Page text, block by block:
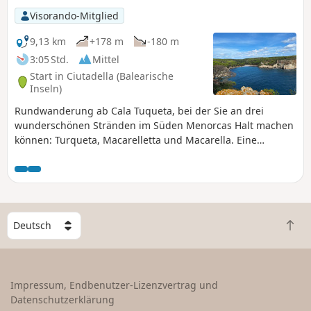
Visorando-Mitglied
9,13 km
+178 m
-180 m
3:05 Std.
Mittel
Start in Ciutadella (Balearische
Inseln)
Rundwanderung ab Cala Tuqueta, bei der Sie an drei
wunderschönen Stränden im Süden Menorcas Halt machen
können: Turqueta, Macarelletta und Macarella. Eine
außerhalb des Hauptweges etwas Aufmerksamkeit
erfordert.
W
ä
h
e
Z
u
Impressum, Endbenutzer-Lizenzvertrag und
Datenschutzerklärung